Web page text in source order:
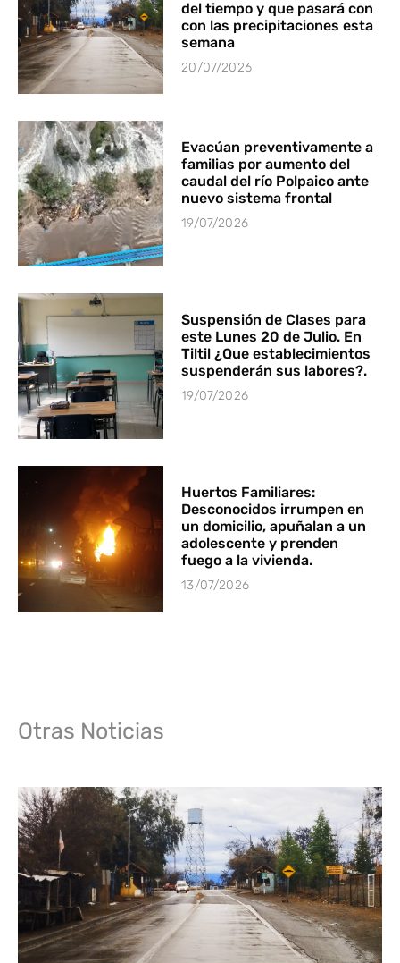
del tiempo y que pasará con
con las precipitaciones esta
semana
20/07/2026
Evacúan preventivamente a
familias por aumento del
caudal del río Polpaico ante
nuevo sistema frontal
19/07/2026
Suspensión de Clases para
este Lunes 20 de Julio. En
Tiltil ¿Que establecimientos
suspenderán sus labores?.
19/07/2026
Huertos Familiares:
Desconocidos irrumpen en
un domicilio, apuñalan a un
adolescente y prenden
fuego a la vivienda.
13/07/2026
Otras Noticias